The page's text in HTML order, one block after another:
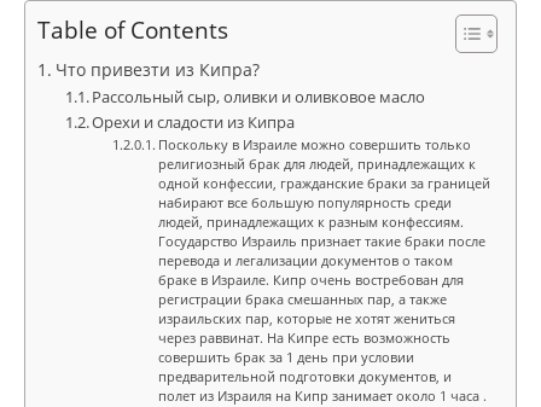
Table of Contents
Что привезти из Кипра?
Рассольный сыр, оливки и оливковое масло
Орехи и сладости из Кипра
Поскольку в Израиле можно совершить только
религиозный брак для людей, принадлежащих к
одной конфессии, гражданские браки за границей
набирают все большую популярность среди
людей, принадлежащих к разным конфессиям.
Государство Израиль признает такие браки после
перевода и легализации документов о таком
браке в Израиле. Кипр очень востребован для
регистрации брака смешанных пар, а также
израильских пар, которые не хотят жениться
через раввинат. На Кипре есть возможность
совершить брак за 1 день при условии
предварительной подготовки документов, и
полет из Израиля на Кипр занимает около 1 часа .